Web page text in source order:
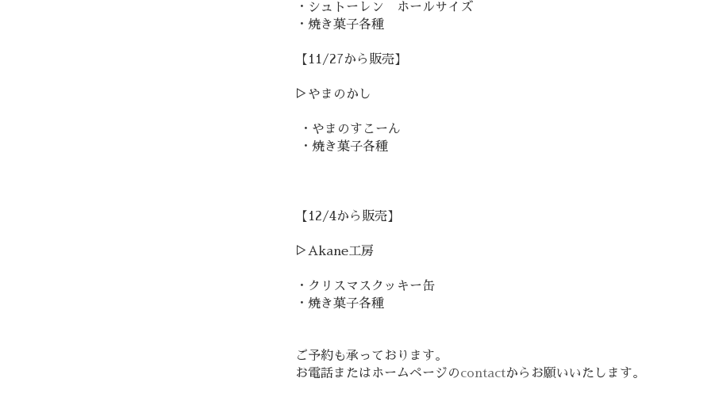
・シュトーレン ホールサイズ
・焼き菓子各種
【11/27から販売】
▷やまのかし
・やまのすこーん
・焼き菓子各種
【12/4から販売】
▷Akane工房
・クリスマスクッキー缶
・焼き菓子各種
ご予約も承っております。
お電話またはホームページのcontactからお願いいたします。